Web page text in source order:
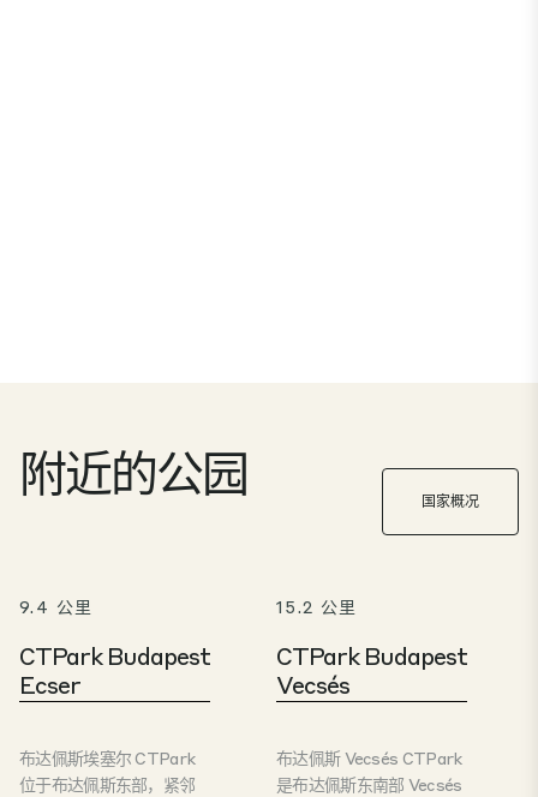
附近的公园 国家概况
9.4 公里
CTPark Budapest
Ecser
布达佩斯埃塞尔 CTPark
位于布达佩斯东部，紧邻
15.2 公里
CTPark Budapest
Vecsés
布达佩斯 Vecsés CTPark
是布达佩斯东南部 Vecsés